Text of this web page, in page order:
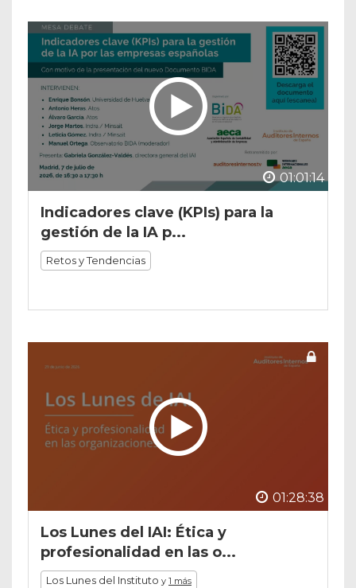
01:01:14
Indicadores clave (KPIs) para la
gestión de la IA p...
Retos y Tendencias
01:28:38
Los Lunes del IAI: Ética y
profesionalidad en las o...
Los Lunes del Instituto y 1 más